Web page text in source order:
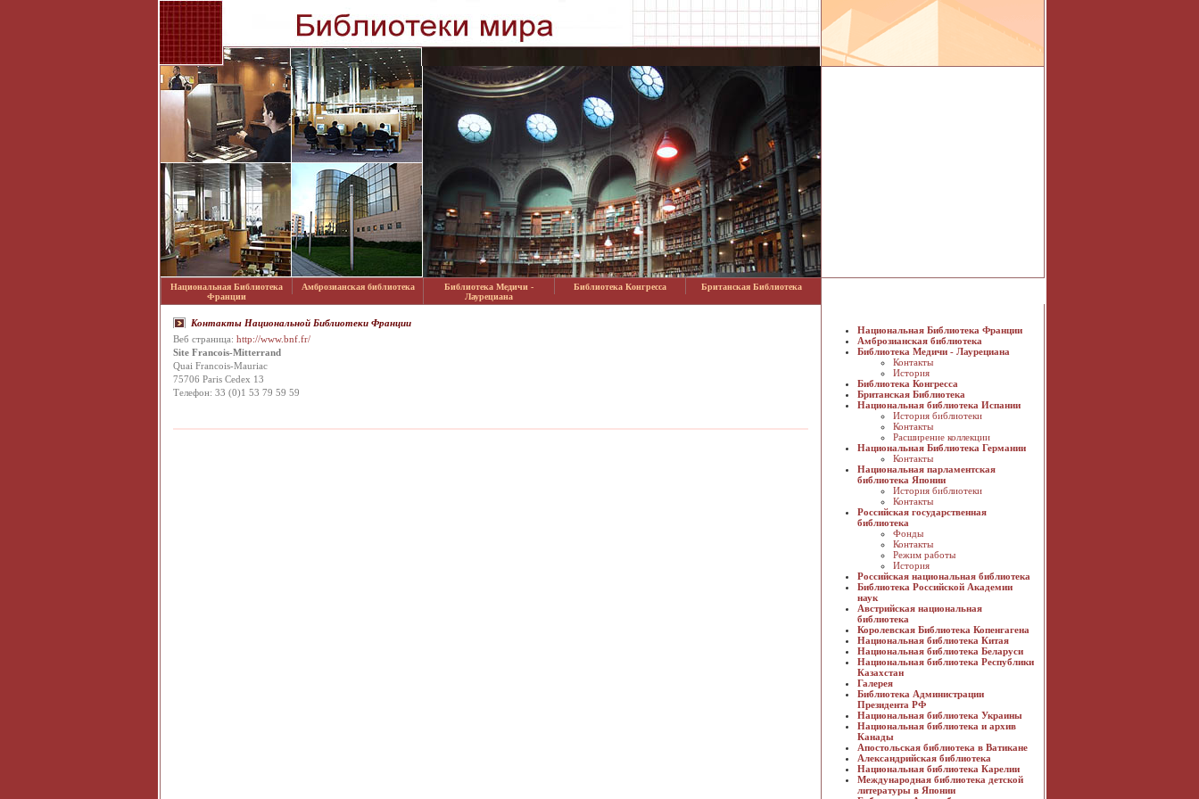
Национальная Библиотека
Франции
Амброзианская библиотека
Библиотека Медичи -
Лаурециана
Библиотека Конгресса Британская Библиотека
Контакты Национальной Библиотеки Франции
Веб страница: http://www.bnf.fr/
Site Francois-Mitterrand
Quai Francois-Mauriac
75706 Paris Cedex 13
Телефон: 33 (0)1 53 79 59 59
Национальная Библиотека Франции
Амброзианская библиотека
Библиотека Медичи - Лаурециана
Контакты
История
Библиотека Конгресса
Британская Библиотека
Национальная библиотека Испании
История библиотеки
Контакты
Расширение коллекции
Национальная Библиотека Германии
Контакты
Национальная парламентская
библиотека Японии
История библиотеки
Контакты
Российская государственная
библиотека
Фонды
Контакты
Режим работы
История
Российская национальная библиотека
Библиотека Российской Академии
наук
Австрийская национальная
библиотека
Королевская Библиотека Копенгагена
Национальная библиотека Китая
Национальная библиотека Беларуси
Национальная библиотека Республики
Казахстан
Галерея
Библиотека Администрации
Президента РФ
Национальная библиотека Украины
Национальная библиотека и архив
Канады
Апостольская библиотека в Ватикане
Александрийская библиотека
Национальная библиотека Карелии
Международная библиотека детской
литературы в Японии